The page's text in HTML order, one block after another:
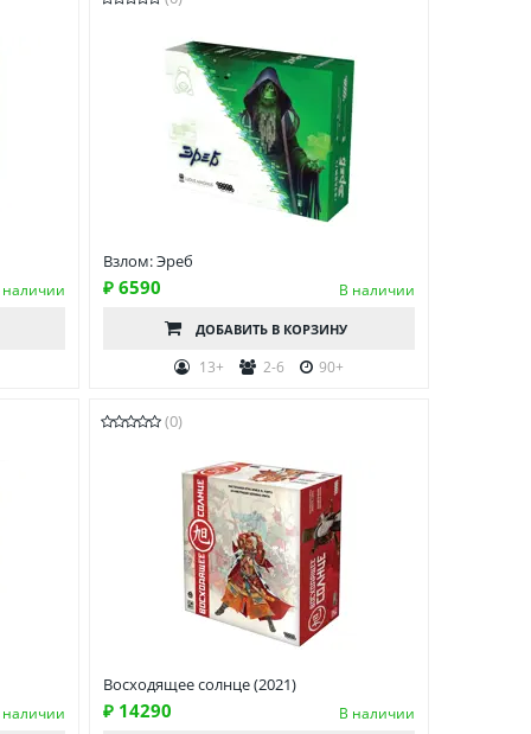
Взлом: Эреб
₽ 6590 В наличии
ДОБАВИТЬ В КОРЗИНУ
13+ 2-6 90+
(0)
Восходящее солнце (2021)
₽ 14290 В наличии